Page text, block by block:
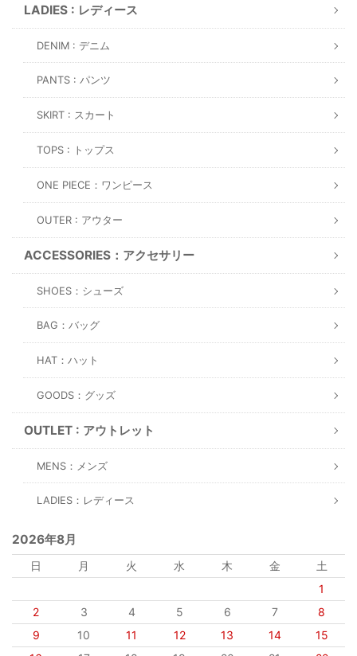
LADIES : レディース
DENIM : デニム
PANTS : パンツ
SKIRT : スカート
TOPS : トップス
ONE PIECE：ワンピース
OUTER : アウター
ACCESSORIES：アクセサリー
SHOES：シューズ
BAG：バッグ
HAT：ハット
GOODS：グッズ
OUTLET : アウトレット
MENS：メンズ
LADIES：レディース
2026年8月
日 月 火 水 木 金
土
1
2
3 4 5 6 7
8
9
10 11 12 13 14
15